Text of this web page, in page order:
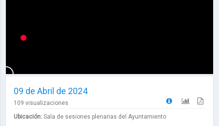
09 de Abril de 2024
109 visualizaciones
Ubicación: Sala de sesiones plenarias del Ayuntamiento